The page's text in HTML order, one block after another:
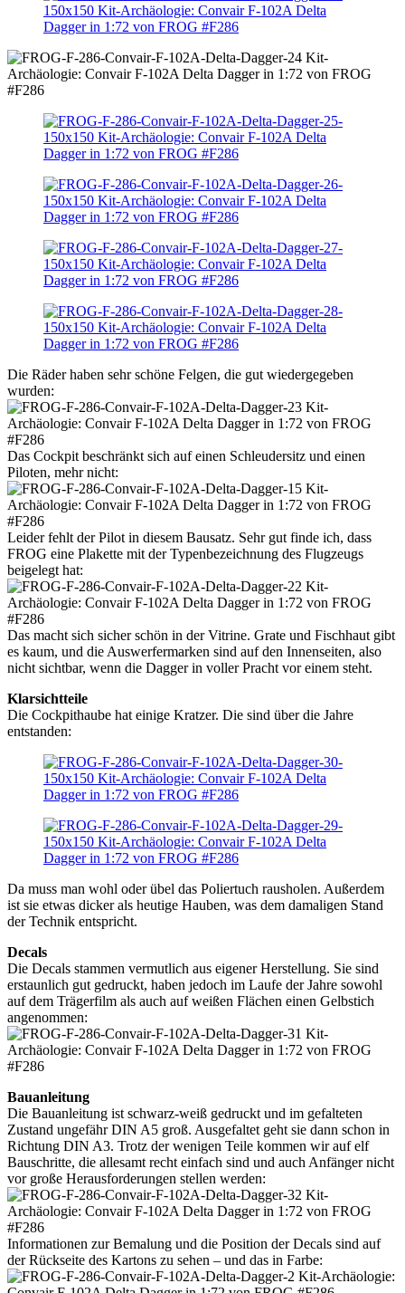
Die Räder haben sehr schöne Felgen, die gut wiedergegeben
wurden:
Das Cockpit beschränkt sich auf einen Schleudersitz und einen
Piloten, mehr nicht:
Leider fehlt der Pilot in diesem Bausatz. Sehr gut finde ich, dass
FROG eine Plakette mit der Typenbezeichnung des Flugzeugs
beigelegt hat:
Das macht sich sicher schön in der Vitrine. Grate und Fischhaut gibt
es kaum, und die Auswerfermarken sind auf den Innenseiten, also
nicht sichtbar, wenn die Dagger in voller Pracht vor einem steht.
Klarsichtteile
Die Cockpithaube hat einige Kratzer. Die sind über die Jahre
entstanden:
Da muss man wohl oder übel das Poliertuch rausholen. Außerdem
ist sie etwas dicker als heutige Hauben, was dem damaligen Stand
der Technik entspricht.
Decals
Die Decals stammen vermutlich aus eigener Herstellung. Sie sind
erstaunlich gut gedruckt, haben jedoch im Laufe der Jahre sowohl
auf dem Trägerfilm als auch auf weißen Flächen einen Gelbstich
angenommen:
Bauanleitung
Die Bauanleitung ist schwarz-weiß gedruckt und im gefalteten
Zustand ungefähr DIN A5 groß. Ausgefaltet geht sie dann schon in
Richtung DIN A3. Trotz der wenigen Teile kommen wir auf elf
Bauschritte, die allesamt recht einfach sind und auch Anfänger nicht
vor große Herausforderungen stellen werden:
Informationen zur Bemalung und die Position der Decals sind auf
der Rückseite des Kartons zu sehen – und das in Farbe: